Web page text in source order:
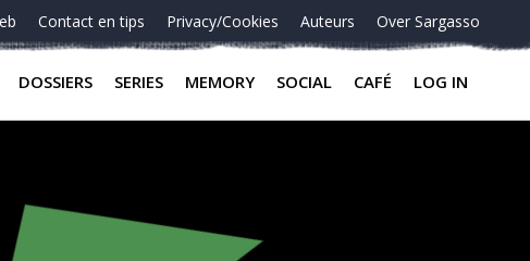
Contact en tips Privacy/Cookies Auteurs Over Sargasso
DOSSIERS SERIES MEMORY SOCIAL CAFÉ LOG IN